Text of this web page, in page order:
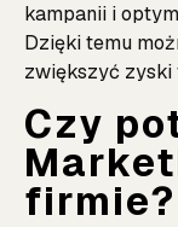
kampanii i
Dzięki temu
zwiększyć zyski
Czy
firmie?